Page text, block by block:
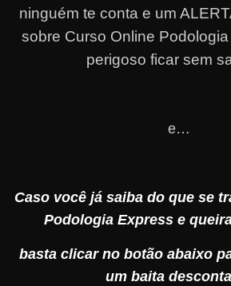
ninguém te conta e um
sobre Curso Online
perigoso ficar sem
e…
Caso você já saiba do que se
Podologia Express e
basta clicar no botão abaixo
um baita